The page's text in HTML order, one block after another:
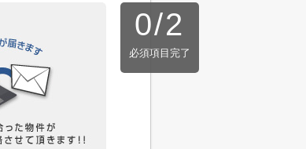
0/2
必須項目完了